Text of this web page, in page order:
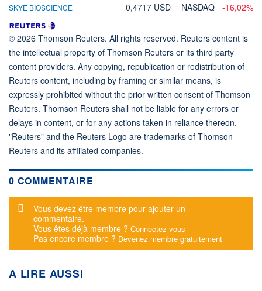
SKYE BIOSCIENCE 0,4717 USD NASDAQ -16,02%
© 2026 Thomson Reuters. All rights reserved. Reuters content is
the intellectual property of Thomson Reuters or its third party
content providers. Any copying, republication or redistribution of
Reuters content, including by framing or similar means, is
expressly prohibited without the prior written consent of Thomson
Reuters. Thomson Reuters shall not be liable for any errors or
delays in content, or for any actions taken in reliance thereon.
"Reuters" and the Reuters Logo are trademarks of Thomson
Reuters and its affiliated companies.
0 COMMENTAIRE
Message d'alerte
Vous devez être membre pour ajouter un
commentaire.
Vous êtes déjà membre ? Connectez-vous
Pas encore membre ? Devenez membre gratuitement
A LIRE AUSSI